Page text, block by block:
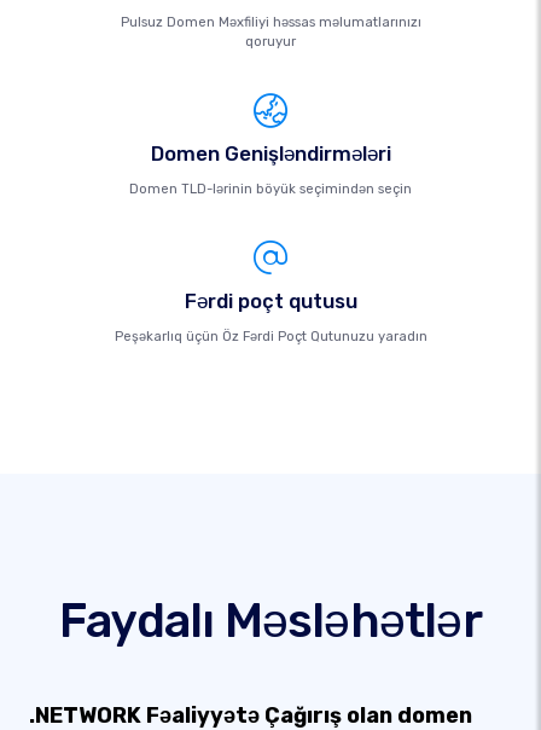
Pulsuz Domen Məxfiliyi həssas məlumatlarınızı
qoruyur
Domen Genişləndirmələri
Domen TLD-lərinin böyük seçimindən seçin
Fərdi poçt qutusu
Peşəkarlıq üçün Öz Fərdi Poçt Qutunuzu yaradın
Faydalı Məsləhətlər
.NETWORK Fəaliyyətə Çağırış olan domen